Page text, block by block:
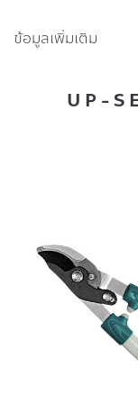
ข้อมูลเพิ่มเติม
UP-